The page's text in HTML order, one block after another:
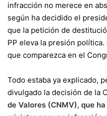
infracción no merece en
según ha decidido el
que la petición de
PP eleva la presión
que comparezca en el
Todo estaba ya explicado,
divulgado la decisión de la
de Valores (CNMV), que